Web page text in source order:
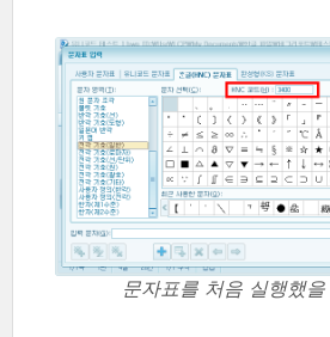
문자표를 처음 실행했